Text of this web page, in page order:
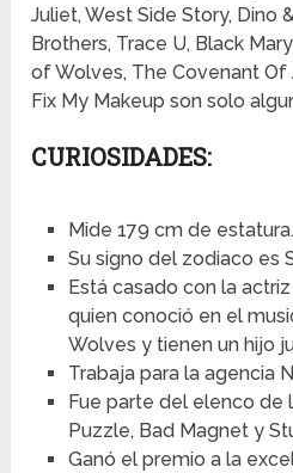
Juliet, West Side Story, Dino
Brothers, Trace U, Black
of Wolves, The Covenant Of
Fix My Makeup son solo
CURIOSIDADES:
Mide 179 cm de estatura.
Su signo del zodiaco es
Está casado con la
quien conoció en el
Wolves y tienen un hijo
Trabaja para la agencia
Fue parte del elenco de
Puzzle, Bad Magnet y
Ganó el premio a la